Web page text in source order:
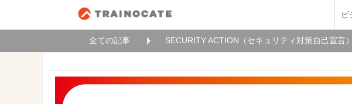
ビ
全ての記事 SECURITY ACTION（セキュリティ対策自己宣